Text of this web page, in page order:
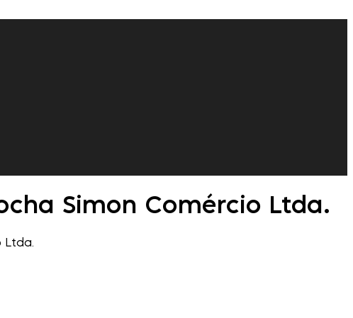
Simon Comércio Ltda.
Ltda.